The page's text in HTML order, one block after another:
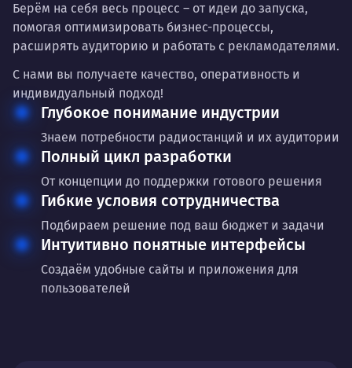
Берём на себя весь процесс – от идеи до запуска,
помогая оптимизировать бизнес-процессы,
расширять аудиторию и работать с рекламодателями.
С нами вы получаете качество, оперативность и
индивидуальный подход!
Глубокое понимание индустрии
Знаем потребности радиостанций и их аудитории
Полный цикл разработки
От концепции до поддержки готового решения
Гибкие условия сотрудничества
Подбираем решение под ваш бюджет и задачи
Интуитивно понятные интерфейсы
Создаём удобные сайты и приложения для
пользователей